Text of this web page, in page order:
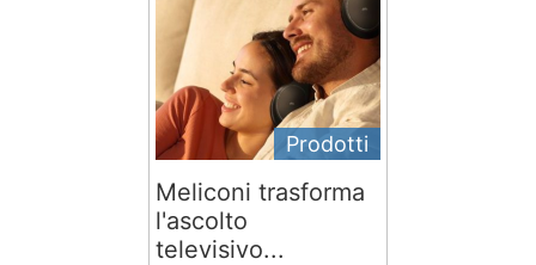
Prodotti
Meliconi trasforma
l'ascolto
televisivo...